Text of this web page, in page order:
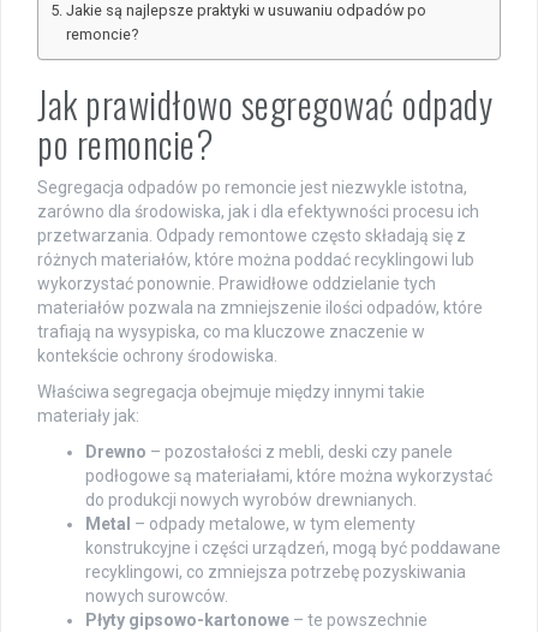
Jakie są najlepsze praktyki w usuwaniu odpadów po
remoncie?
Jak prawidłowo segregować odpady
po remoncie?
Segregacja odpadów po remoncie jest niezwykle istotna,
zarówno dla środowiska, jak i dla efektywności procesu ich
przetwarzania. Odpady remontowe często składają się z
różnych materiałów, które można poddać recyklingowi lub
wykorzystać ponownie. Prawidłowe oddzielanie tych
materiałów pozwala na zmniejszenie ilości odpadów, które
trafiają na wysypiska, co ma kluczowe znaczenie w
kontekście ochrony środowiska.
Właściwa segregacja obejmuje między innymi takie
materiały jak:
Drewno – pozostałości z mebli, deski czy panele
podłogowe są materiałami, które można wykorzystać
do produkcji nowych wyrobów drewnianych.
Metal – odpady metalowe, w tym elementy
konstrukcyjne i części urządzeń, mogą być poddawane
recyklingowi, co zmniejsza potrzebę pozyskiwania
nowych surowców.
Płyty gipsowo-kartonowe – te powszechnie